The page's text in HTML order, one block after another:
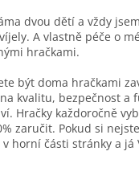
dvou dětí a vždy
A vlastně péče o
hračkami.
být doma hračkami
kvalitu, bezpečnost a
Hračky každoročně
zaručit. Pokud si
horní části stránky a já